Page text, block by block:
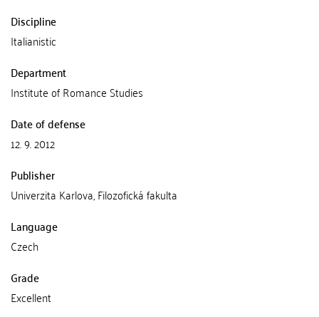
Discipline
Italianistic
Department
Institute of Romance Studies
Date of defense
12. 9. 2012
Publisher
Univerzita Karlova, Filozofická fakulta
Language
Czech
Grade
Excellent